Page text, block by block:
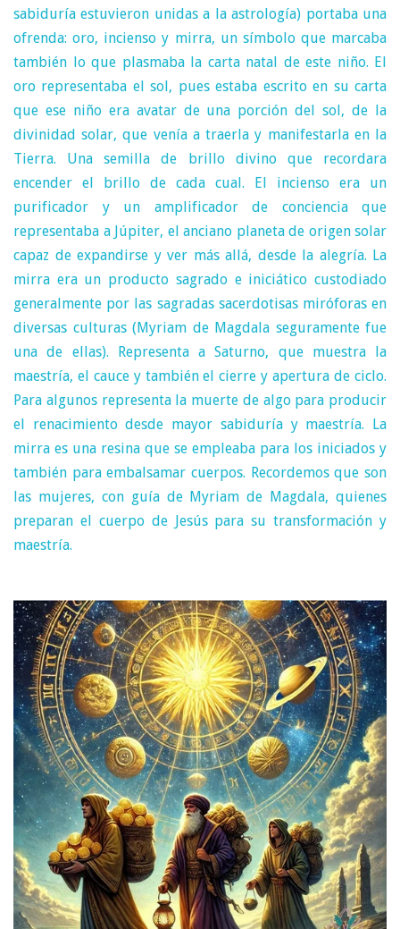
sabiduría estuvieron unidas a la astrología) portaba una
ofrenda: oro, incienso y mirra, un símbolo que marcaba
también lo que plasmaba la carta natal de este niño. El
oro representaba el sol, pues estaba escrito en su carta
que ese niño era avatar de una porción del sol, de la
divinidad solar, que venía a traerla y manifestarla en la
Tierra. Una semilla de brillo divino que recordara
encender el brillo de cada cual. El incienso era un
purificador y un amplificador de conciencia que
representaba a Júpiter, el anciano planeta de origen solar
capaz de expandirse y ver más allá, desde la alegría. La
mirra era un producto sagrado e iniciático custodiado
generalmente por las sagradas sacerdotisas miróforas en
diversas culturas (Myriam de Magdala seguramente fue
una de ellas). Representa a Saturno, que muestra la
maestría, el cauce y también el cierre y apertura de ciclo.
Para algunos representa la muerte de algo para producir
el renacimiento desde mayor sabiduría y maestría. La
mirra es una resina que se empleaba para los iniciados y
también para embalsamar cuerpos. Recordemos que son
las mujeres, con guía de Myriam de Magdala, quienes
preparan el cuerpo de Jesús para su transformación y
maestría.